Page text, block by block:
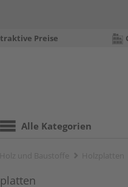
Preise
Alle Kategorien